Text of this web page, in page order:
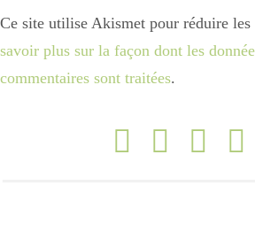
Ce site utilise Akismet pour réduire les
savoir plus sur la façon dont les
commentaires sont traitées.